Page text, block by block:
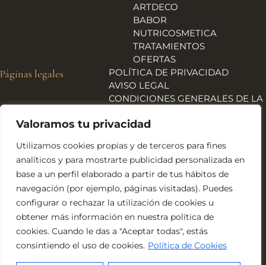
Valoramos tu privacidad
Utilizamos cookies propias y de terceros para fines
analíticos y para mostrarte publicidad personalizada en
base a un perfil elaborado a partir de tus hábitos de
navegación (por ejemplo, páginas visitadas). Puedes
configurar o rechazar la utilización de cookies u
obtener más información en nuestra política de
cookies. Cuando le das a "Aceptar todas", estás
consintiendo el uso de cookies. Política de Cookies
ARTDECO
BABOR
NUTRICOSMETICA
TRATAMIENTOS
OFERTAS
Páginas legales
POLÍTICA DE PRIVACIDAD
AVISO LEGAL
CONDICIONES GENERALES DE LA
ENVÍOS, DEVOLUCIONES Y
POLÍTICA DE COOKIES
DECLARACIÓN DE
ACCESIBILIDAD
Financiado por la Unión Europea – NextGeneration EU